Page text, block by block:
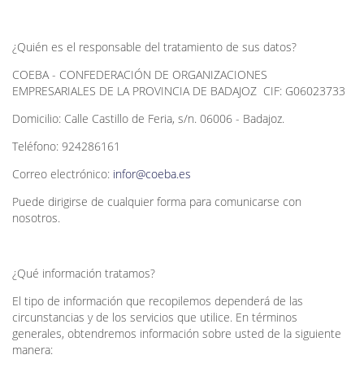
¿Quién es el responsable del tratamiento de sus datos?
COEBA - CONFEDERACIÓN DE ORGANIZACIONES
EMPRESARIALES DE LA PROVINCIA DE BADAJOZ CIF: G06023733
Domicilio: Calle Castillo de Feria, s/n. 06006 - Badajoz.
Teléfono: 924286161
Correo electrónico: infor@coeba.es
Puede dirigirse de cualquier forma para comunicarse con
nosotros.
¿Qué información tratamos?
El tipo de información que recopilemos dependerá de las
circunstancias y de los servicios que utilice. En términos
generales, obtendremos información sobre usted de la siguiente
manera: